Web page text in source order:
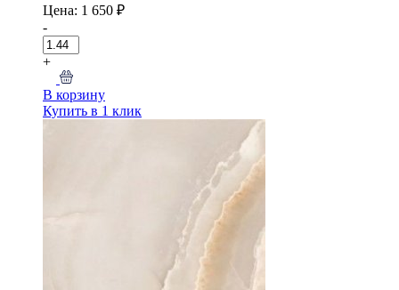
Цена: 1 650 ₽
-
+
В корзину
Купить в 1 клик